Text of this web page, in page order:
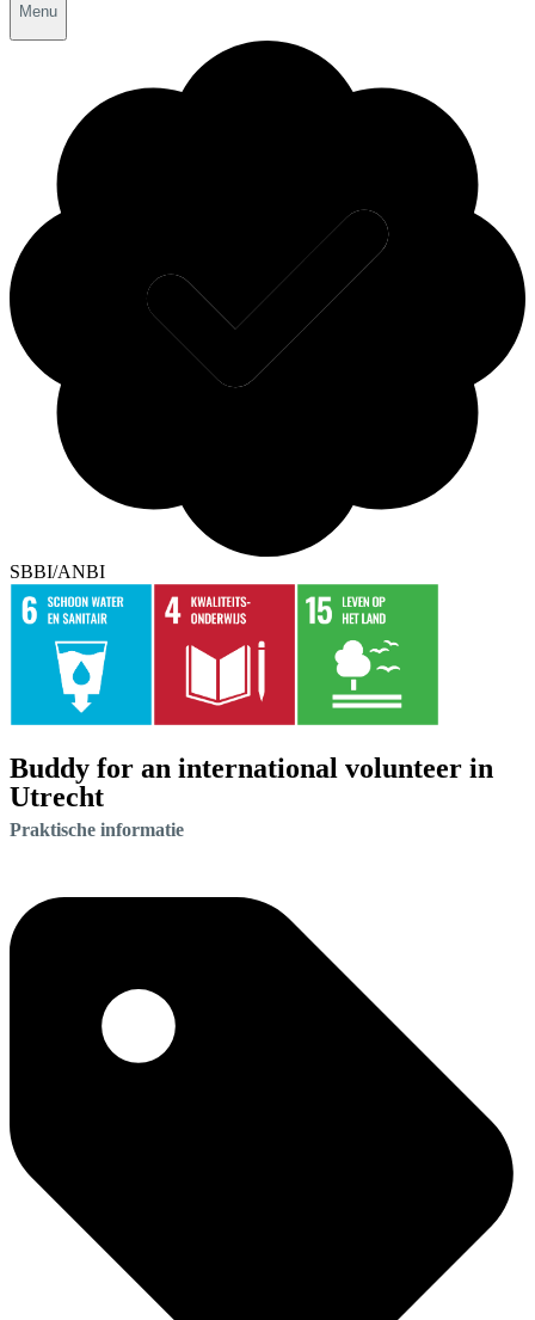
Menu
SBBI/ANBI
Buddy for an international volunteer in
Utrecht
Praktische informatie